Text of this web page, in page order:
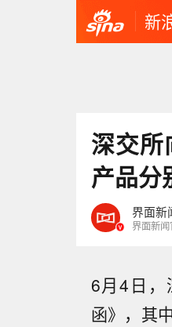
新
深交
产品分
界面新
界面新
6月4日，
函》，其